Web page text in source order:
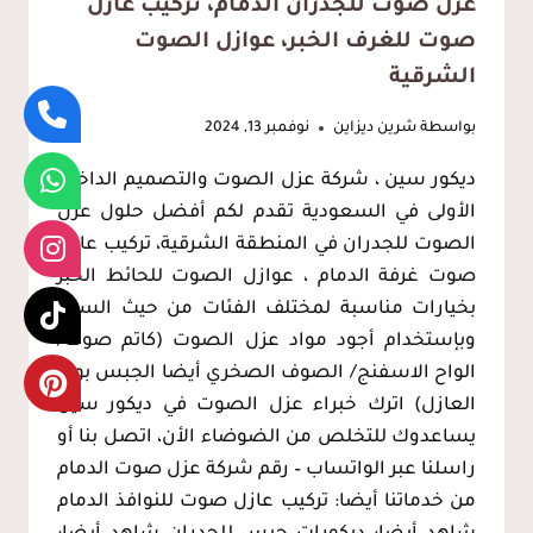
عزل صوت للجدران الدمام، تركيب عازل
صوت للغرف الخبر، عوازل الصوت
الشرقية
بواسطة شرين ديزاين نوفمبر 13, 2024
ديكور سين ، شركة عزل الصوت والتصميم الداخلي
الأولى في السعودية تقدم لكم أفضل حلول عزل
الصوت للجدران في المنطقة الشرقية، تركيب عازل
صوت غرفة الدمام ، عوازل الصوت للحائط الخبر
بخيارات مناسبة لمختلف الفئات من حيث السعر
وبإستخدام أجود مواد عزل الصوت (كاتم صوت/
الواح الاسفنج/ الصوف الصخري أيضا الجبس بورد
العازل) اترك خبراء عزل الصوت في ديكور سين
يساعدوك للتخلص من الضوضاء الأن، اتصل بنا أو
راسلنا عبر الواتساب – رقم شركة عزل صوت الدمام
من خدماتنا أيضا: تركيب عازل صوت للنوافذ الدمام